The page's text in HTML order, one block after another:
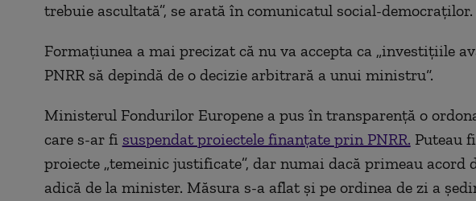
trebuie ascultată”, se arată în comunicatul social-democraților.
Formațiunea a mai precizat că nu va accepta ca ​„investițiile
PNRR să depindă de o decizie arbitrară a unui ministru“.
Ministerul Fondurilor Europene a pus în transparență o
care s-ar fi suspendat proiectele finanțate prin PNRR. Puteau
proiecte ​„temeinic justificate”, dar numai dacă primeau acord
adică de la minister. Măsura s-a aflat și pe ordinea de zi a